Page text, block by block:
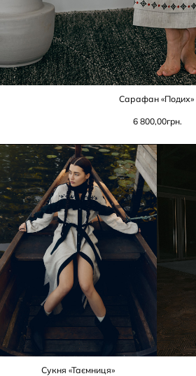
Сарафан «Подих»
грн.
6 800,00
Сукня «Таємниця»